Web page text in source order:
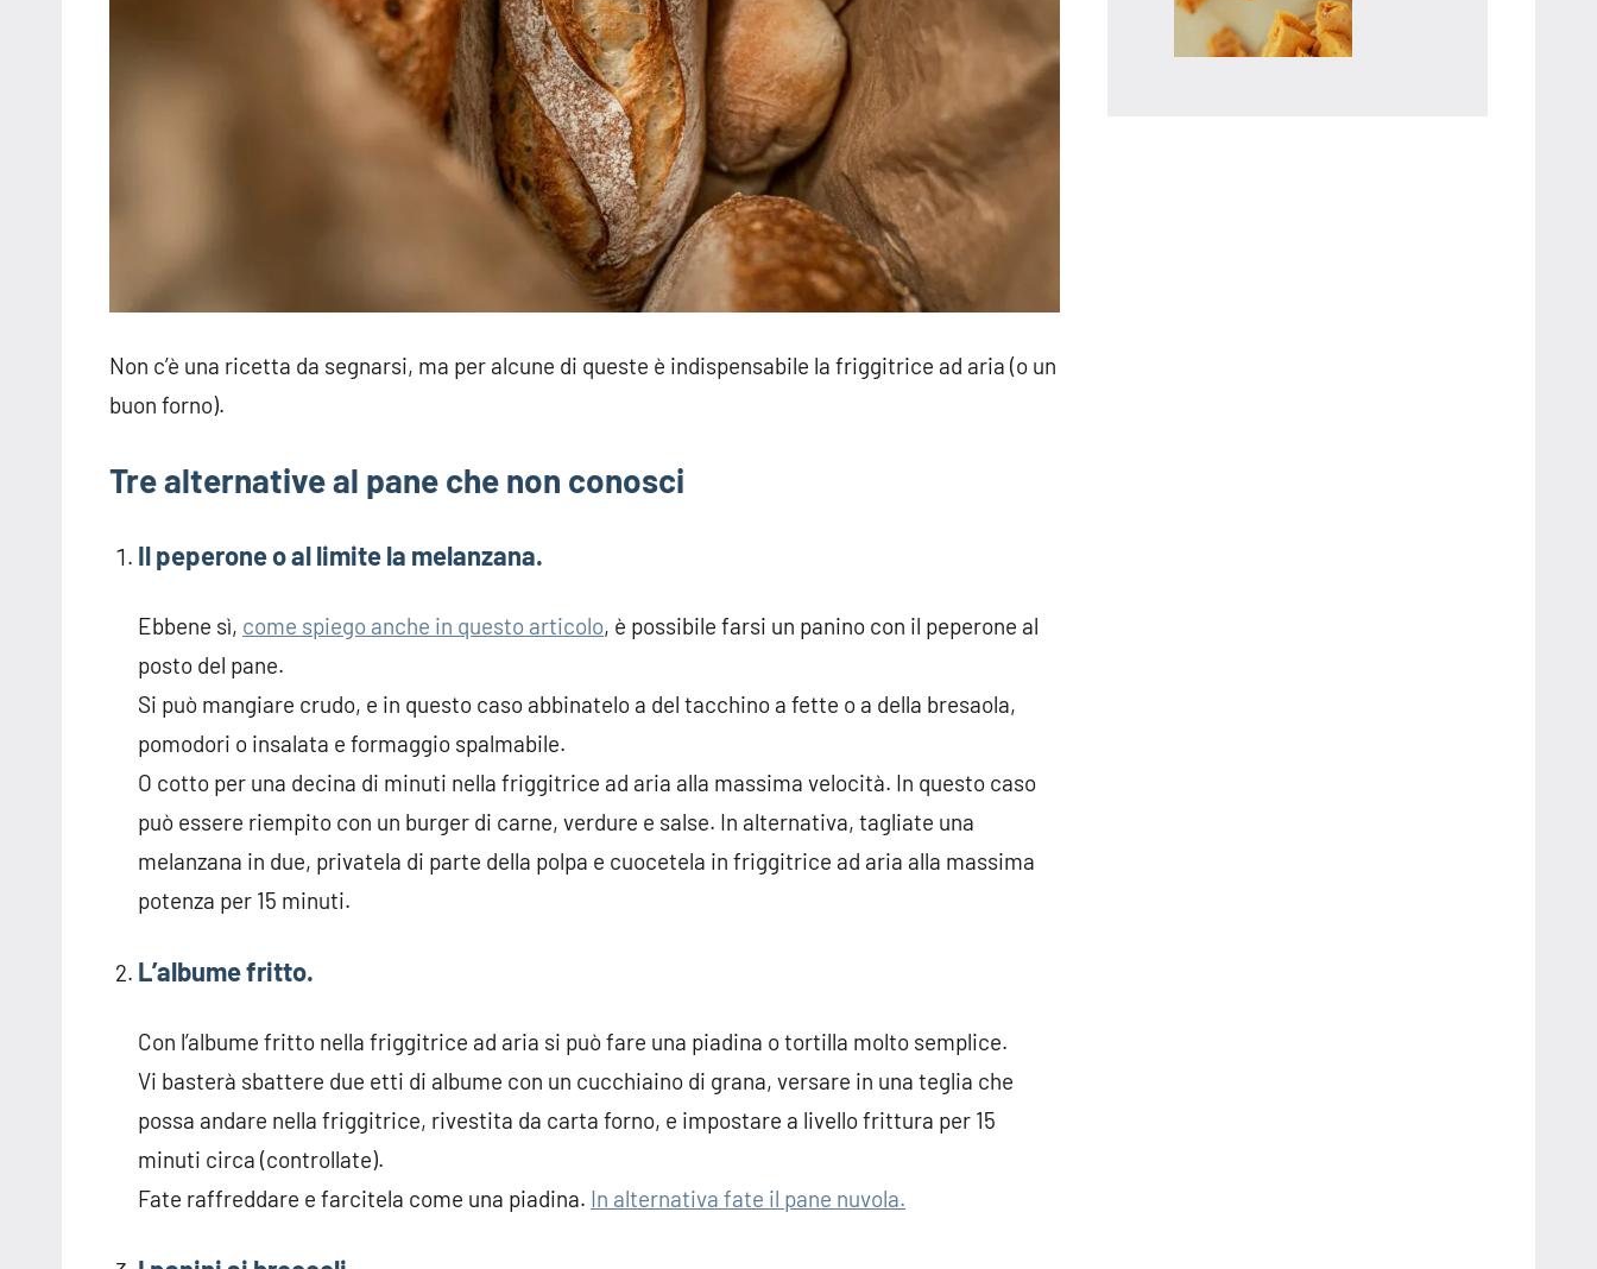
Non c’è una ricetta da segnarsi, ma per alcune di queste è indispensabile la friggitrice ad aria (o un
buon forno).
Tre alternative al pane che non conosci
Il peperone o al limite la melanzana.
Ebbene sì, come spiego anche in questo articolo, è possibile farsi un panino con il peperone al
posto del pane.
Si può mangiare crudo, e in questo caso abbinatelo a del tacchino a fette o a della bresaola,
pomodori o insalata e formaggio spalmabile.
O cotto per una decina di minuti nella friggitrice ad aria alla massima velocità. In questo caso
può essere riempito con un burger di carne, verdure e salse. In alternativa, tagliate una
melanzana in due, privatela di parte della polpa e cuocetela in friggitrice ad aria alla massima
potenza per 15 minuti.
L’albume fritto.
Con l’albume fritto nella friggitrice ad aria si può fare una piadina o tortilla molto semplice.
Vi basterà sbattere due etti di albume con un cucchiaino di grana, versare in una teglia che
possa andare nella friggitrice, rivestita da carta forno, e impostare a livello frittura per 15
minuti circa (controllate).
Fate raffreddare e farcitela come una piadina. In alternativa fate il pane nuvola.